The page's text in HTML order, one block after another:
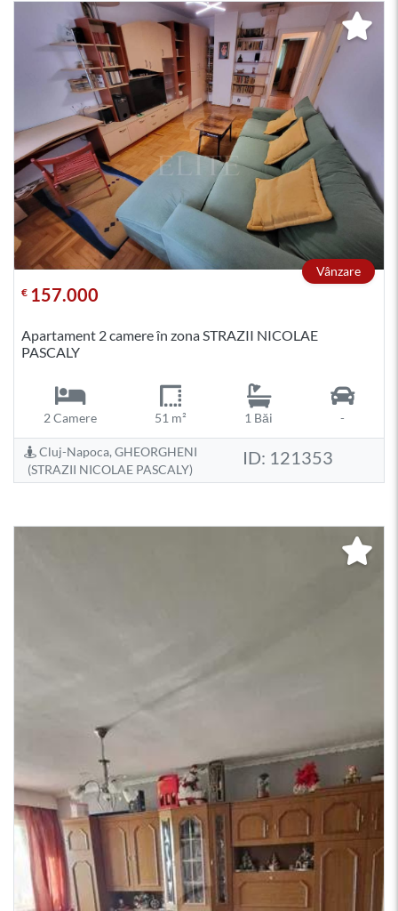
Vânzare
€ 157.000
Apartament 2 camere în zona STRAZII NICOLAE
PASCALY
2 Camere 51 m² 1 Băi -
Cluj-Napoca, GHEORGHENI
(STRAZII NICOLAE PASCALY)
ID: 121353